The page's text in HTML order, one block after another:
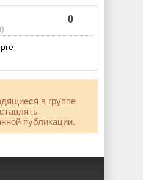
0
в группе
публикации.